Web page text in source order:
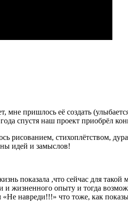
пришлось её создать
спустя наш проект приобрёл
рисованием, стихоплётством,
идей и замыслов!
показала ,что сейчас для
и жизненного опыту и тогда
навреди!!!» что тоже, как